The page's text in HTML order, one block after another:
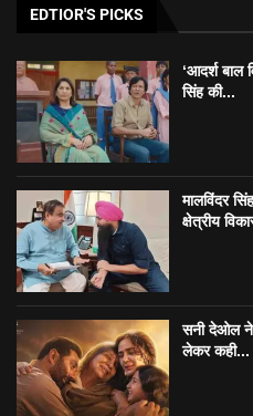
EDTIOR'S PICKS
‘आदर्श बाल
सिंह की...
मालविंदर
क्षेत्रीय
सनी देओल ने
लेकर कही...